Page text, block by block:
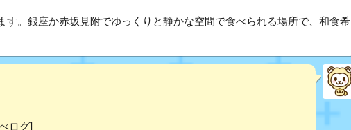
す。銀座か赤坂見附でゆっくりと静かな空間で食べられる場所で、和食希
ログ]